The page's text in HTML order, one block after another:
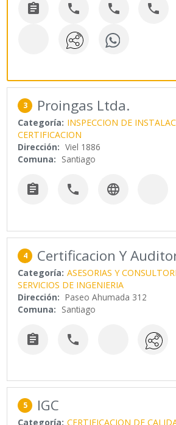
   
3 Proingas Ltda.
Categoría: INSPECCION DE
CERTIFICACION
Dirección: Viel 1886
Comuna: Santiago
  
4 Certificacion Y
Categoría: ASESORIAS Y
SERVICIOS DE INGENIERIA
Dirección: Paseo Ahumada 312
Comuna: Santiago
 
5 IGC
Categoría: CERTIFICACION DE